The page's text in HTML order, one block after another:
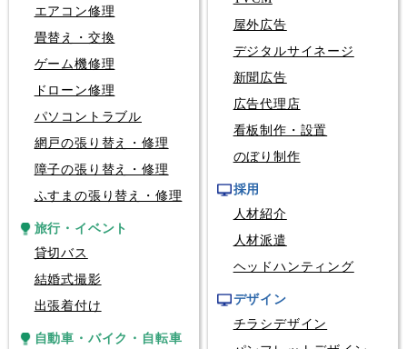
エアコン修理
畳替え・交換
ゲーム機修理
ドローン修理
パソコントラブル
網戸の張り替え・修理
障子の張り替え・修理
ふすまの張り替え・修理
旅行・イベント
貸切バス
結婚式撮影
出張着付け
自動車・バイク・自転車
屋外広告
デジタルサイネージ
新聞広告
広告代理店
看板制作・設置
のぼり制作
採用
人材紹介
人材派遣
ヘッドハンティング
デザイン
チラシデザイン